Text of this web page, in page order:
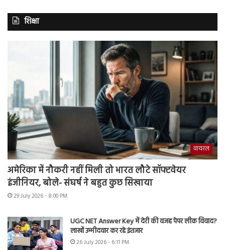
शिक्षा
वायरल
अमेरिका में नौकरी नहीं मिली तो भारत लौटे सॉफ्टवेयर
इंजीनियर, बोले- संघर्ष ने बहुत कुछ सिखाया
29 July 2026 - 8:00 PM
UGC NET Answer Key में देरी की वजह पेपर लीक विवाद?
लाखों उम्मीदवार कर रहे इंतजार
26 July 2026 - 6:11 PM